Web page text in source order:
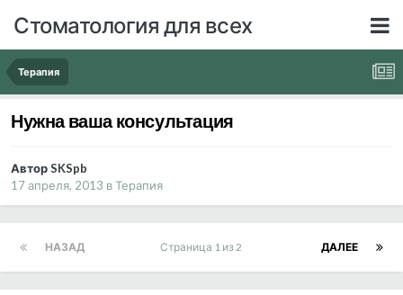
Стоматология для всех
Терапия
Нужна ваша консультация
Автор SKSpb
17 апреля, 2013 вТерапия
НАЗАД ДАЛЕЕ
Страница 1 из 2